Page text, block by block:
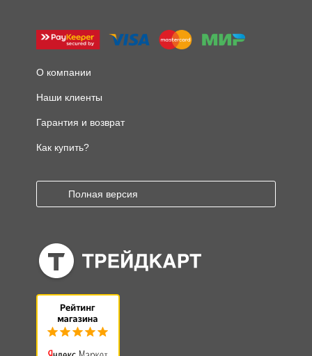
О компании
Наши клиенты
Гарантия и возврат
Как купить?
Полная версия